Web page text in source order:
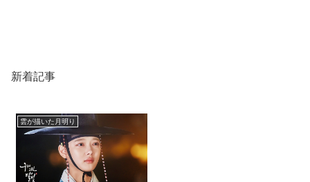
新着記事
雲が描いた月明り